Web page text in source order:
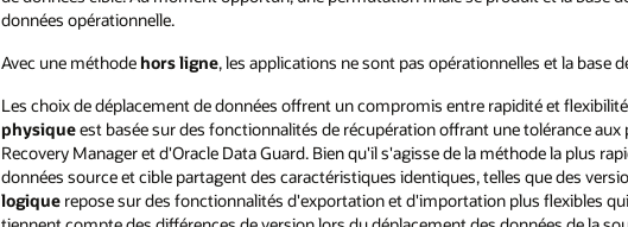
données opérationnelle.
Avec une méthode hors ligne, les applications ne sont pas opérationnelles et la base
Les choix de déplacement de données offrent un compromis entre rapidité et
physiqueest basée sur des fonctionnalités de récupération offrant une tolérance
Recovery Manager et d'Oracle Data Guard. Bien qu'il s'agisse de la méthode la plus
données source et cible partagent des caractéristiques identiques, telles que des
logique repose sur des fonctionnalités d'exportation et d'importation plus flexibles